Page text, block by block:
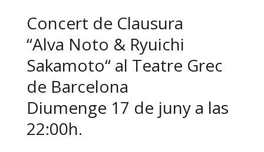
Concert de Clausura
“Alva Noto & Ryuichi
Sakamoto“ al Teatre Grec
de Barcelona
Diumenge 17 de juny a las
22:00h.